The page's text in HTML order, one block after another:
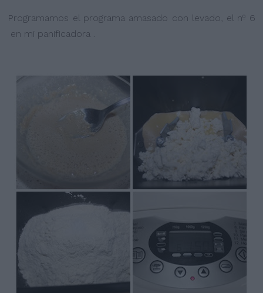
Programamos el programa amasado con levado, el nº 6
en mi panificadora .